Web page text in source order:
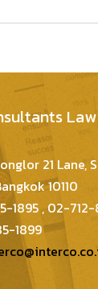
21 Lane,
10110
1895 , 02-
1899